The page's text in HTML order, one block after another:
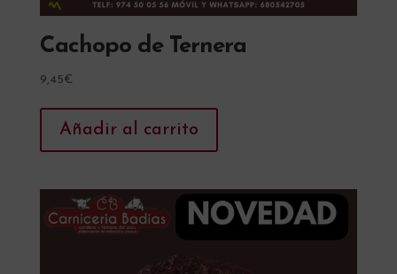
Cachopo de Ternera
9,45€
Añadir al carrito